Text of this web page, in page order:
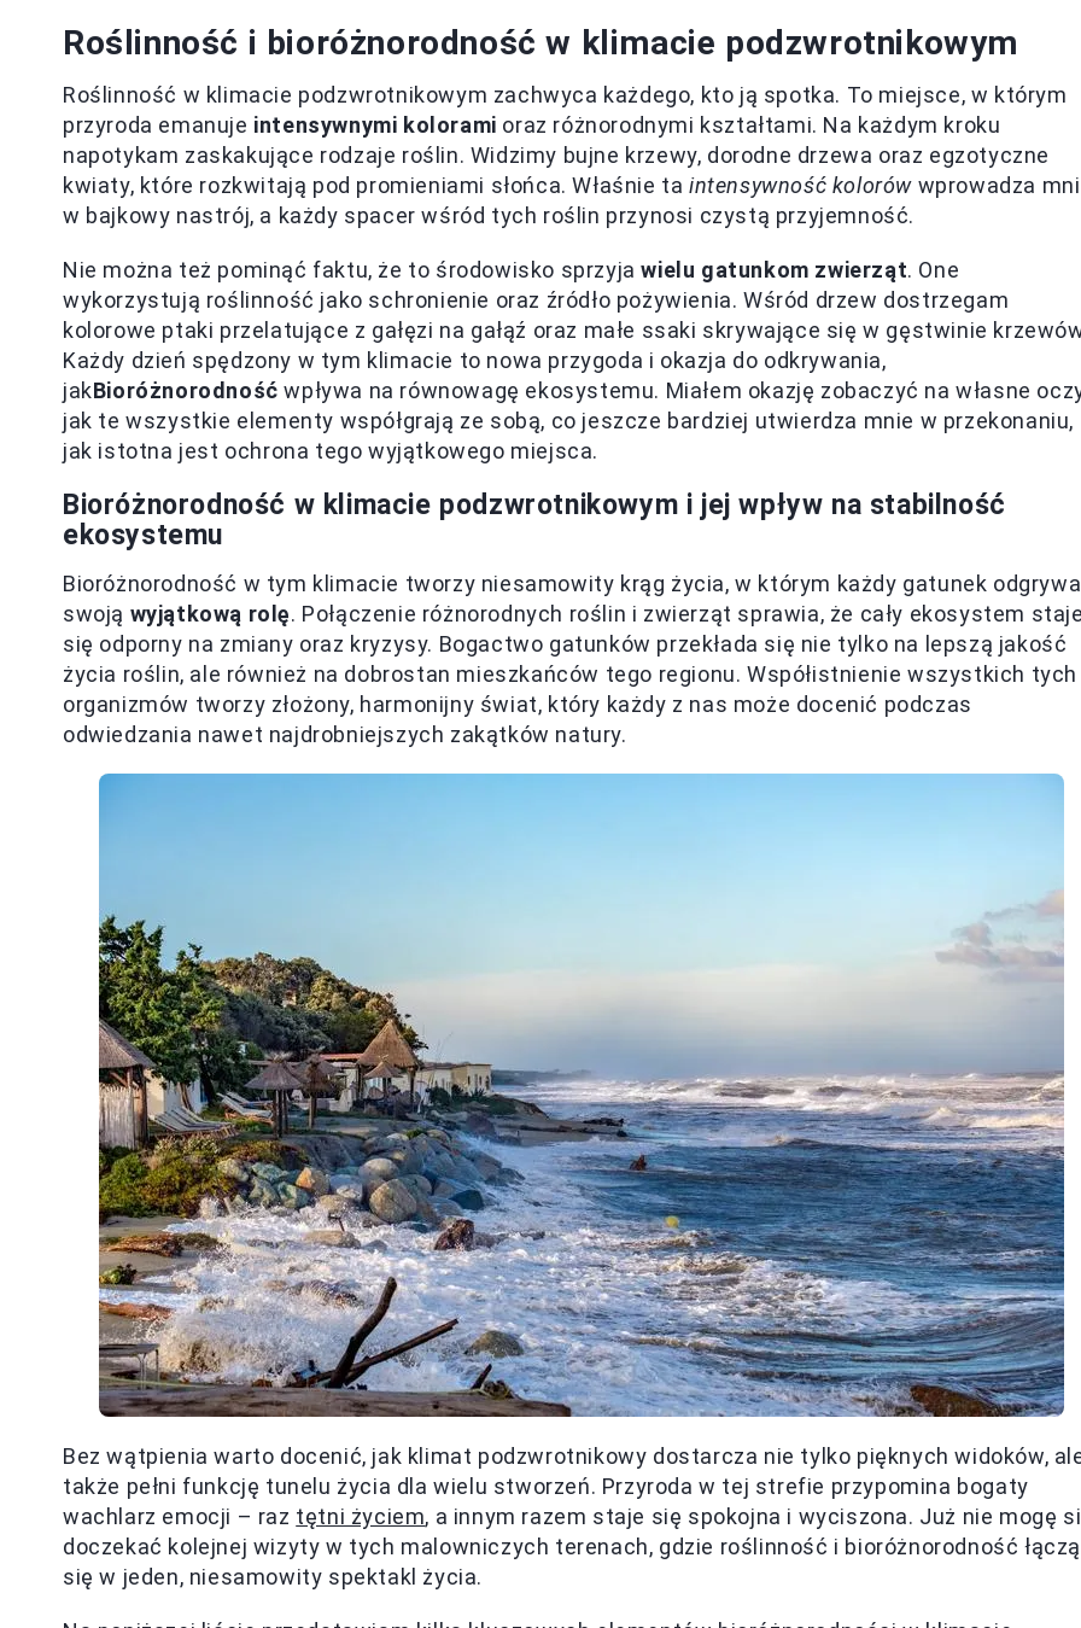
Roślinność i bioróżnorodność w klimacie podzwrotnikowym
Roślinność w klimacie podzwrotnikowym zachwyca każdego, kto ją spotka. To miejsce, w którym
przyroda emanuje intensywnymi kolorami oraz różnorodnymi kształtami. Na każdym kroku
napotykam zaskakujące rodzaje roślin. Widzimy bujne krzewy, dorodne drzewa oraz egzotyczne
kwiaty, które rozkwitają pod promieniami słońca. Właśnie taintensywność kolorów wprowadza
w bajkowy nastrój, a każdy spacer wśród tych roślin przynosi czystą przyjemność.
Nie można też pominąć faktu, że to środowisko sprzyja wielu gatunkom zwierząt. One
wykorzystują roślinność jako schronienie oraz źródło pożywienia. Wśród drzew dostrzegam
kolorowe ptaki przelatujące z gałęzi na gałąź oraz małe ssaki skrywające się w gęstwinie
Każdy dzień spędzony w tym klimacie to nowa przygoda i okazja do odkrywania,
jakBioróżnorodność wpływa na równowagę ekosystemu. Miałem okazję zobaczyć na własne
jak te wszystkie elementy współgrają ze sobą, co jeszcze bardziej utwierdza mnie w przekonaniu,
jak istotna jest ochrona tego wyjątkowego miejsca.
Bioróżnorodność w klimacie podzwrotnikowym i jej wpływ na stabilność
ekosystemu
Bioróżnorodność w tym klimacie tworzy niesamowity krąg życia, w którym każdy gatunek odgrywa
swoją wyjątkową rolę. Połączenie różnorodnych roślin i zwierząt sprawia, że cały ekosystem
się odporny na zmiany oraz kryzysy. Bogactwo gatunków przekłada się nie tylko na lepszą jakość
życia roślin, ale również na dobrostan mieszkańców tego regionu. Współistnienie wszystkich tych
organizmów tworzy złożony, harmonijny świat, który każdy z nas może docenić podczas
odwiedzania nawet najdrobniejszych zakątków natury.
Bez wątpienia warto docenić, jak klimat podzwrotnikowy dostarcza nie tylko pięknych widoków,
także pełni funkcję tunelu życia dla wielu stworzeń. Przyroda w tej strefie przypomina bogaty
wachlarz emocji – raz tętni życiem, a innym razem staje się spokojna i wyciszona. Już nie mogę
doczekać kolejnej wizyty w tych malowniczych terenach, gdzie roślinność i bioróżnorodność łączą
się w jeden, niesamowity spektakl życia.